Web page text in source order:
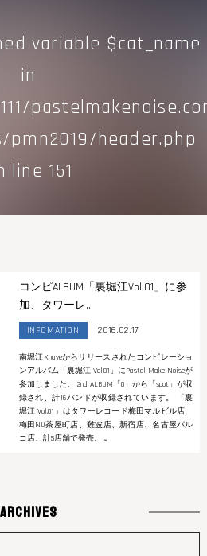
variable $cat_name
in
header.php
line 151
コンピALBUM「裏堀江Vol.01」に参
加、タワーレ...
INFOMATION 2016.02.17
南堀江Knaveからリリースされたコンピレーショ
ンアルバム「裏堀江 Vol.01」にPastel Make Noiseが
参加しました。 2nd ALBUM「0」から「spot」が収
録され、計16バンドが収録されています。 「裏
堀江 Vol.01」はタワーレコード梅田マルビル店、
梅田NU茶屋町店、難波店、新宿店、名古屋パル
コ店、計5店舗で発売。 ...
ARCHIVES